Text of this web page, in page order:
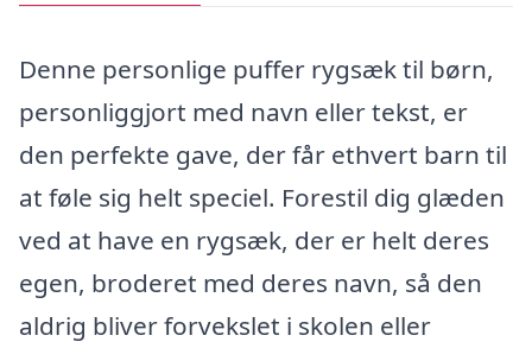
Denne personlige puffer rygsæk til børn,
personliggjort med navn eller tekst, er
den perfekte gave, der får ethvert barn til
at føle sig helt speciel. Forestil dig glæden
ved at have en rygsæk, der er helt deres
egen, broderet med deres navn, så den
aldrig bliver forvekslet i skolen eller